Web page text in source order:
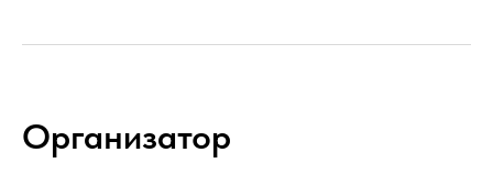
Организатор